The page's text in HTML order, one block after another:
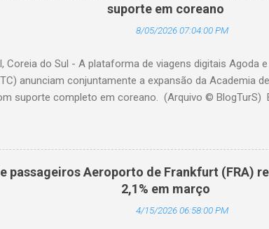
suporte em coreano
8/05/2026 07:04:00 PM
Coreia do Sul - A plataforma de viagens digitais Agoda
anunciam conjuntamente a expansão da Academia
suporte completo em coreano. (Arquivo © BlogTurS)
à sua missão de apoiar profissionais da
prático sobre turismo mais sustentável, com
há um ano, a Academia de Turismo
profissionais da hotelaria que buscam promover
disponibilidade agora em coreano, a Academia fortalece
setor hoteleiro da Coreia do Sul. A Dra. Mihee
passageiros Aeroporto de Frankfurt (FRA)
2,1% em março
4/15/2026 06:58:00 PM